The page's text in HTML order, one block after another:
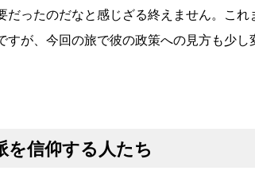
だったのだなと感じざる終えません。こ
が、今回の旅で彼の政策への見方も少し
を信仰する人たち